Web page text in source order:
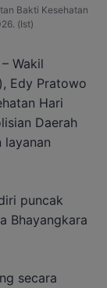
Bakti Kesehatan
(Ist)
– Wakil
Edy Pratowo
Hari
Daerah
layanan
puncak
Bhayangkara
secara